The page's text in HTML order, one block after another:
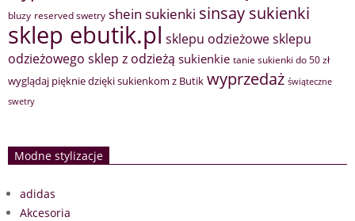
bluzy reserved swetry shein sukienki sinsay sukienki
sklep ebutik.pl sklepu odzieżowesklepu
odzieżowego sklep z odzieżą sukienkie tanie sukienki do 50 zł
wyglądaj pięknie dzięki sukienkom z Butik wyprzedaż świąteczne
swetry
Modne stylizacje
adidas
Akcesoria